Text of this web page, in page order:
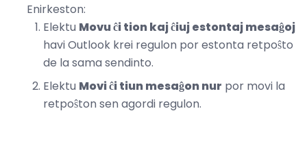
Enirkeston:
Elektu Movu ĉi tion kaj ĉiuj estontaj mesaĝoj
havi Outlook krei regulon por estonta retpoŝto
de la sama sendinto.
Elektu Movi ĉi tiun mesaĝon nur por movi la
retpoŝton sen agordi regulon.